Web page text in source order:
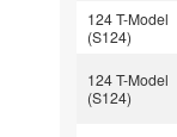
124 T-Model
(S124)
124 T-Model
(S124)